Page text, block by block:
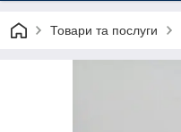
Товари та послуги